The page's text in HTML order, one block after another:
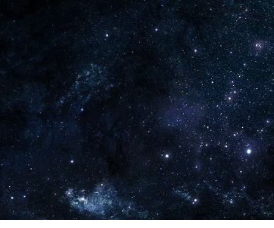
Plus de 2800 critiques de films